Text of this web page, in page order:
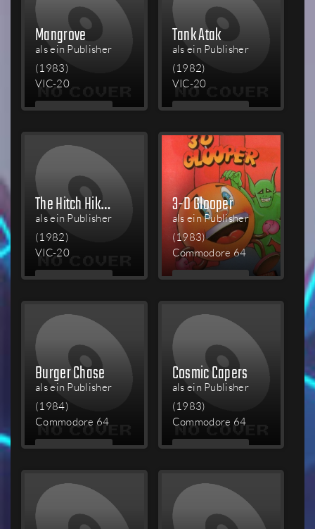
Mangrove
als ein Publisher
(1983)
VIC-20
MEHR
Tank Atak
als ein Publisher
(1982)
VIC-20
MEHR
The Hitch Hikers Guide to the Galaxy
als ein Publisher
(1982)
VIC-20
MEHR
3-D Glooper
als ein Publisher
(1983)
Commodore 64
MEHR
Burger Chase
als ein Publisher
(1984)
Commodore 64
MEHR
Cosmic Capers
als ein Publisher
(1983)
Commodore 64
MEHR